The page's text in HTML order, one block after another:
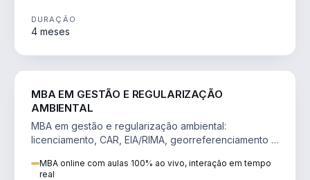
DURAÇÃO
4 meses
MBA EM GESTÃO E REGULARIZAÇÃO
AMBIENTAL
MBA em gestão e regularização ambiental:
licenciamento, CAR, EIA/RIMA, georreferenciamento e
MBA online com aulas 100% ao vivo, interação em tempo
real